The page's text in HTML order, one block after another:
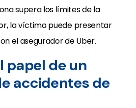
supera los límites de la
la víctima puede presentar
el asegurador de Uber.
papel de un
accidentes de